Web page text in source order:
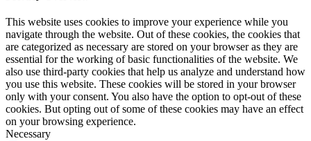
This website uses cookies to improve your experience while you
navigate through the website. Out of these cookies, the cookies that
are categorized as necessary are stored on your browser as they are
essential for the working of basic functionalities of the website. We
also use third-party cookies that help us analyze and understand how
you use this website. These cookies will be stored in your browser
only with your consent. You also have the option to opt-out of these
cookies. But opting out of some of these cookies may have an effect
on your browsing experience.
Necessary